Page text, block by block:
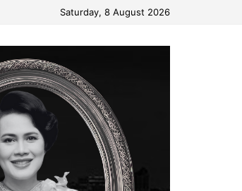
Saturday, 8 August 2026